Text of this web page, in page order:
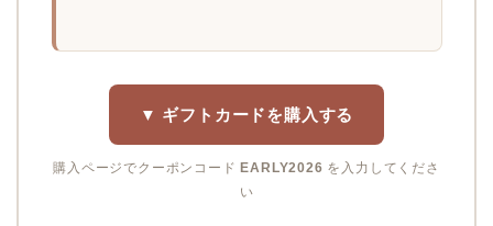
▼ ギフトカードを購入する
購入ページでクーポンコード EARLY2026 を入力してくださ
い